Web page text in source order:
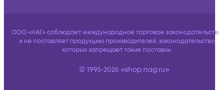
ООО «НАГ» соблюдает международное торговое
и не поставляет продукцию производителей, законодательство
которых запрещает такие поставки.
© 1995-2026 «shop.nag.ru»